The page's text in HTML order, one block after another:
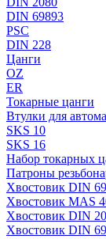
DIN 69893
PSC
DIN 228
Цанги
OZ
ER
Токарные цанги
Втулки для
SKS 10
SKS 16
Набор токарных
Патроны
Хвостовик DIN
Хвостовик MAS
Хвостовик DIN
Хвостовик DIN